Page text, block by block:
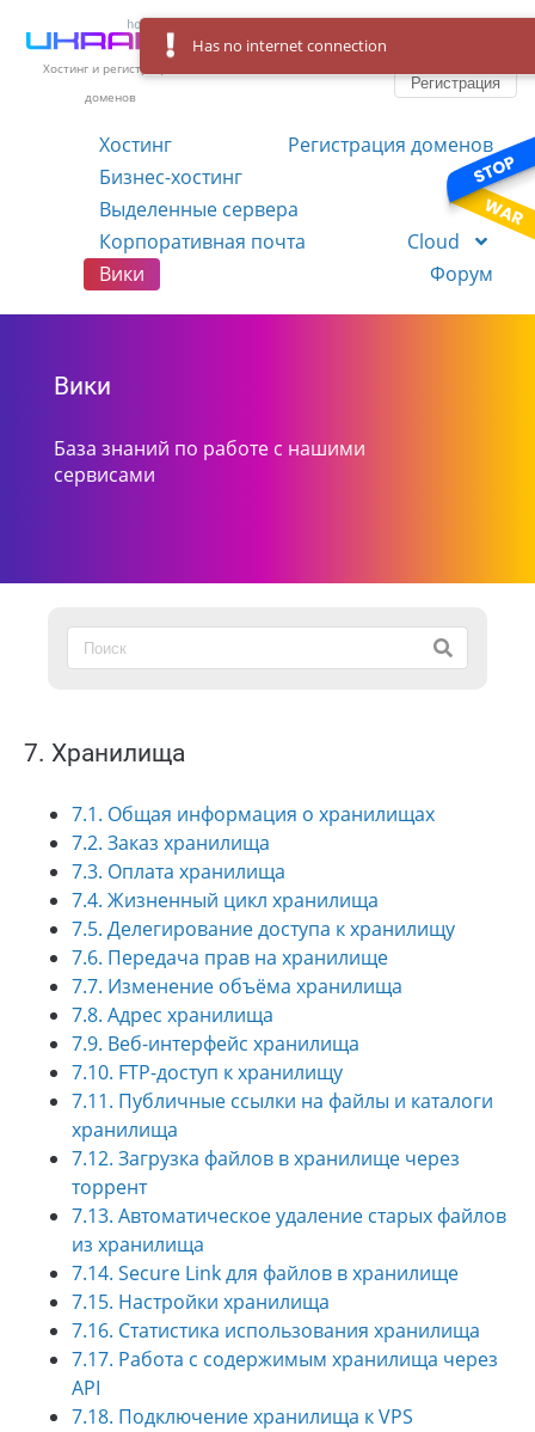
Хостинг и регистрация
доменов
Регистрация
Хостинг
Регистрация доменов
Бизнес-хостинг
VPS
Выделенные сервера
Корпоративная почта
Cloud
Вики
Форум
Вики
База знаний по работе с нашими
сервисами
7. Хранилища
7.1. Общая информация о хранилищах
7.2. Заказ хранилища
7.3. Оплата хранилища
7.4. Жизненный цикл хранилища
7.5. Делегирование доступа к хранилищу
7.6. Передача прав на хранилище
7.7. Изменение объёма хранилища
7.8. Адрес хранилища
7.9. Веб-интерфейс хранилища
7.10. FTP-доступ к хранилищу
7.11. Публичные ссылки на файлы и каталоги
хранилища
7.12. Загрузка файлов в хранилище через
торрент
7.13. Автоматическое удаление старых файлов
из хранилища
7.14. Secure Link для файлов в хранилище
7.15. Настройки хранилища
7.16. Статистика использования хранилища
7.17. Работа с содержимым хранилища через
API
7.18. Подключение хранилища к VPS
Has no internet connection